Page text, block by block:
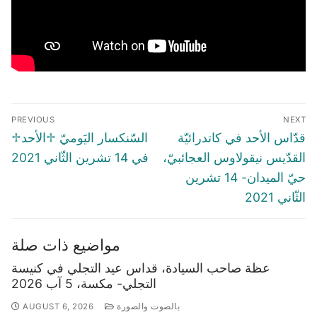
Post
navigation
PREVIOUS
Previous
post:
♱السّنكسار اليَوميّ ♱الأحد
في 14 تشرين الثّاني 2021
NEXT
Next
post:
قدّاس الأحد في كاتدرائيّة
القدّيس نيقولاوس العجائبيّ،
حيّ الميدان- 14 تشرين
الثّاني 2021
مواضيع ذات صلة
عظة صاحب السيادة، قداس عيد التجلي في كنيسة
التجلي- مكسة، 5 آب 2026
AUGUST 6, 2026 بالصوت والصورة